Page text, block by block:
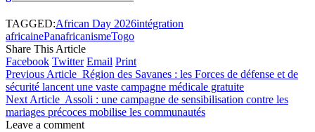
TAGGED:African Day 2026intégration
africainePanafricanismeTogo
Share This Article
Facebook Twitter Email Print
Previous Article Région des Savanes : les Forces de défense et de
sécurité lancent une vaste campagne médicale gratuite
Next Article Assoli : une campagne de sensibilisation contre les
mariages précoces mobilise les communautés
Leave a comment